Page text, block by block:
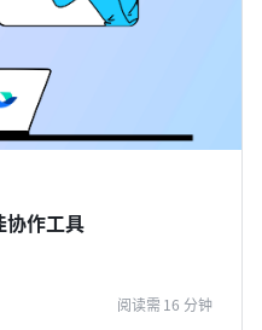
协作工具
阅读需 16 分钟